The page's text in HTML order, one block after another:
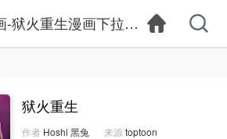
-狱火重生漫画下拉式-狱火重生漫
狱火重生
作者 Hoshi 黑兔 来源 toptoon